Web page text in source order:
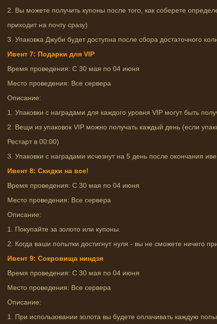
2. Вы можете получить купоны после того, как соберете
приходит на почту сразу)
3. Упаковка Джуби будет доступна после сбора достаточного
Ивент 7: Подарки для VIP
Время проведения: С 30 мая по 04 июня
Место проведения: Все сервера
Описание:
1. Упаковки с наградами для каждого уровня VIP могут быть
2. Вещи из упаковок VIP можно получать каждый день (если
Рестарт в 00:00)
3. Упаковки с наградами исчезнут на 5 день после окончания
Ивент 8: Скидки на все!
Время проведения: С 30 мая по 04 июня
Место проведения: Все сервера
Описание:
1. Покупайте за золото или купоны.
2. Когда ваши попытки достигнут нуля - вы не сможете ничего
Ивент 9: Сокровища ниндзя
Время проведения: С 30 мая по 04 июня
Место проведения: Все сервера
Описание:
1. При использовании золота вы будете оплачивать каждую